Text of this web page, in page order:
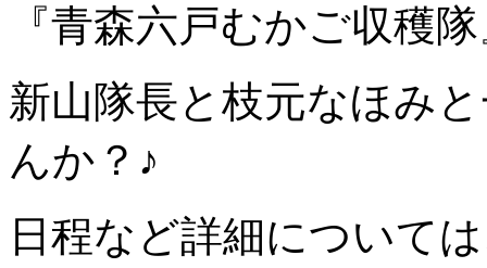
『青森六戸むかご収穫
新山隊長と枝元なほみ
んか？♪
日程など詳細について